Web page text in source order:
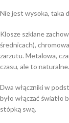
Nie jest wysoka, taka
Klosze szklane
średnicach),
zarzutu. Metalowa,
czasu, ale to naturalne.
Dwa włączniki w
było włączać światło
stópką swą.